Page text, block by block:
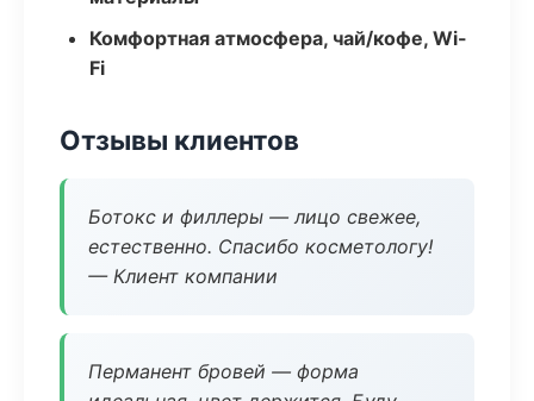
Комфортная атмосфера, чай/кофе, Wi-
Fi
Отзывы клиентов
Ботокс и филлеры — лицо свежее,
естественно. Спасибо косметологу!
— Клиент компании
Перманент бровей — форма